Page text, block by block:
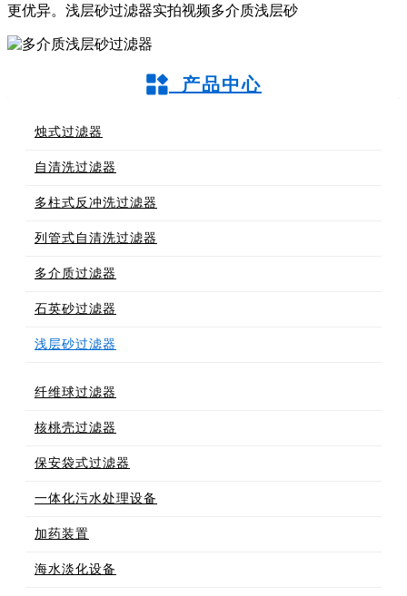
更优异。浅层砂过滤器实拍视频多介质浅层砂
产品中心
烛式过滤器
自清洗过滤器
多柱式反冲洗过滤器
列管式自清洗过滤器
多介质过滤器
石英砂过滤器
浅层砂过滤器
纤维球过滤器
核桃壳过滤器
保安袋式过滤器
一体化污水处理设备
加药装置
海水淡化设备